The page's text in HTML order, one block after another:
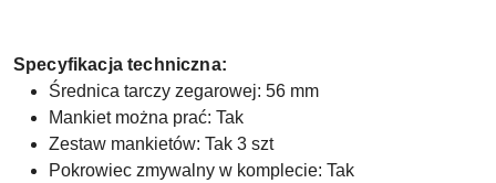
Specyfikacja techniczna:
Średnica tarczy zegarowej: 56 mm
Mankiet można prać: Tak
Zestaw mankietów: Tak 3 szt
Pokrowiec zmywalny w komplecie: Tak